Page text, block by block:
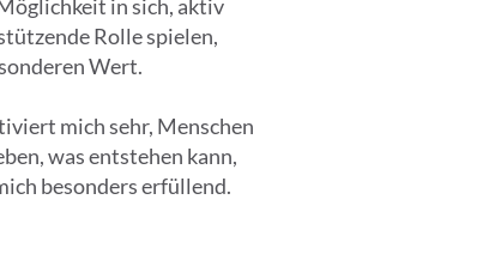
in sich, aktiv
Rolle spielen,
Wert.
mich sehr, Menschen
was entstehen kann,
besonders erfüllend.